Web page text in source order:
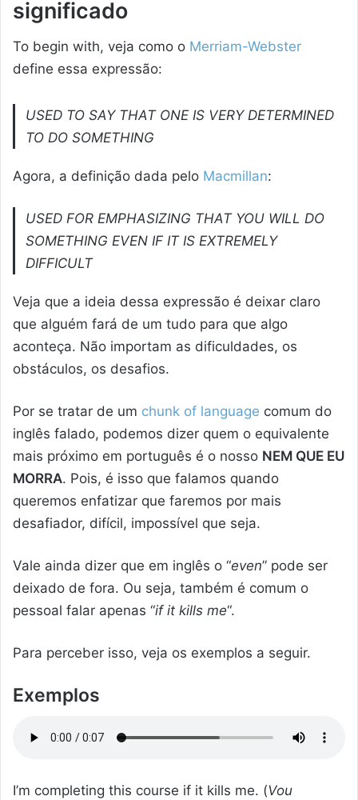
significado
To begin with, veja como o Merriam-Webster
define essa expressão:
USED TO SAY THAT ONE IS VERY DETERMINED
TO DO SOMETHING
Agora, a definição dada pelo Macmillan:
USED FOR EMPHASIZING THAT YOU WILL DO
SOMETHING EVEN IF IT IS EXTREMELY
DIFFICULT
Veja que a ideia dessa expressão é deixar claro
que alguém fará de um tudo para que algo
aconteça. Não importam as dificuldades, os
obstáculos, os desafios.
Por se tratar de um chunk of language comum do
inglês falado, podemos dizer quem o equivalente
mais próximo em português é o nosso NEM QUE EU
MORRA. Pois, é isso que falamos quando
queremos enfatizar que faremos por mais
desafiador, difícil, impossível que seja.
Vale ainda dizer que em inglês o “even” pode ser
deixado de fora. Ou seja, também é comum o
pessoal falar apenas “if it kills me“.
Para perceber isso, veja os exemplos a seguir.
Exemplos
I’m completing this course if it kills me. (Vou